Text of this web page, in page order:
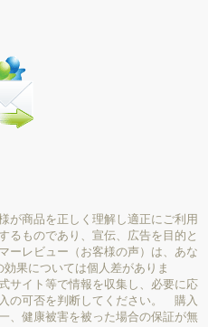
が商品を正しく理解し適正にご利用
るものであり、宣伝、広告を目的と
レビュー（お客様の声）は、あな
果については個人差がありま
イト等で情報を収集し、必要に応
の可否を判断してください。 購入
、健康被害を被った場合の保証が無